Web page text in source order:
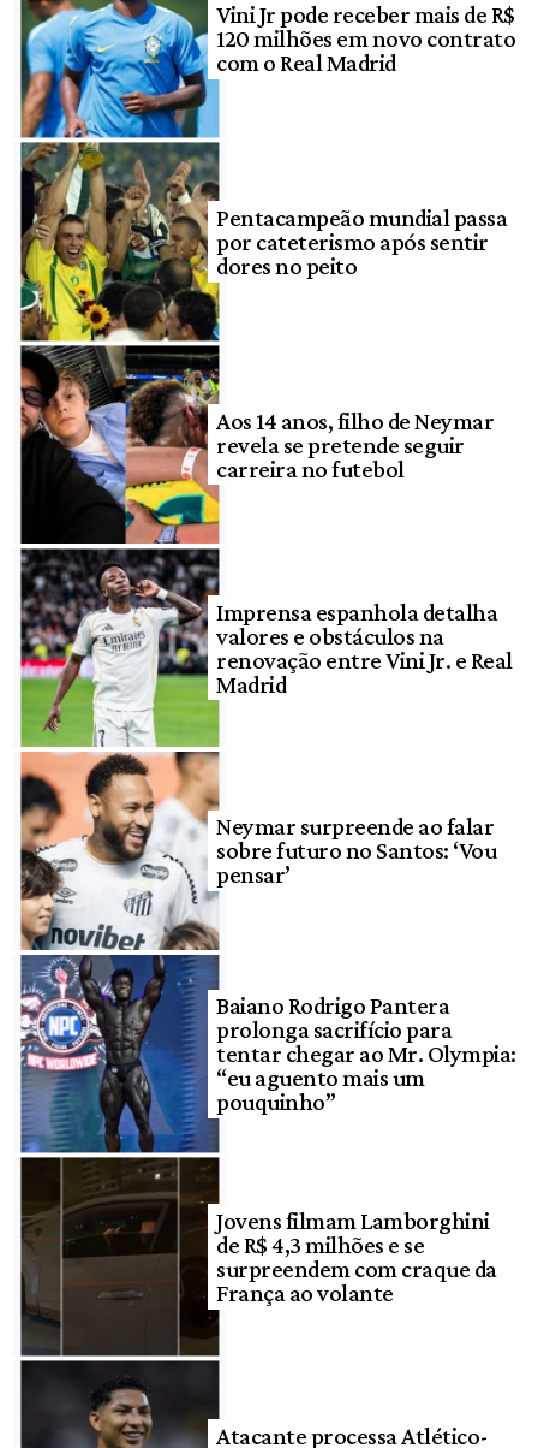
Vini Jr pode receber mais de R$
120 milhões em novo contrato
com o Real Madrid
Pentacampeão mundial passa
por cateterismo após sentir
dores no peito
Aos 14 anos, filho de Neymar
revela se pretende seguir
carreira no futebol
Imprensa espanhola detalha
valores e obstáculos na
renovação entre Vini Jr. e Real
Madrid
Neymar surpreende ao falar
sobre futuro no Santos: ‘Vou
pensar’
Baiano Rodrigo Pantera
prolonga sacrifício para
tentar chegar ao Mr. Olympia:
“eu aguento mais um
pouquinho”
Jovens filmam Lamborghini
de R$ 4,3 milhões e se
surpreendem com craque da
França ao volante
Atacante processa Atlético-